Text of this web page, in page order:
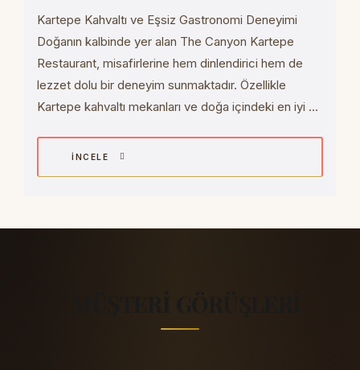
Kartepe Kahvaltı ve Eşsiz Gastronomi Deneyimi
Doğanın kalbinde yer alan The Canyon Kartepe
Restaurant, misafirlerine hem dinlendirici hem de
lezzet dolu bir deneyim sunmaktadır. Özellikle
Kartepe kahvaltı mekanları ve doğa içindeki en iyi ...
İNCELE